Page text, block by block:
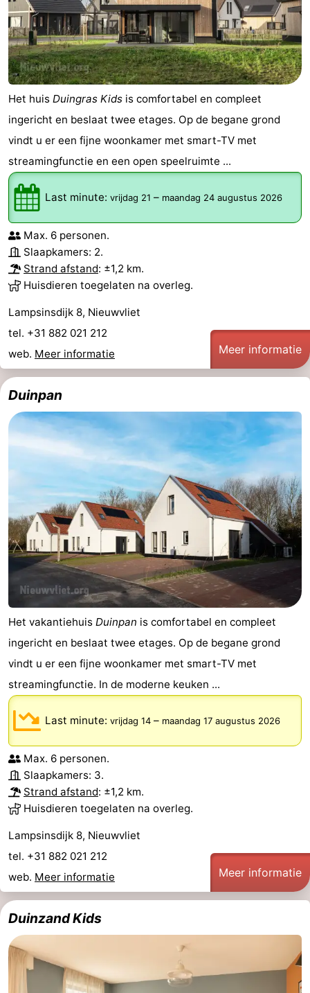
Het huis Duingras Kids is comfortabel en compleet
ingericht en beslaat twee etages. Op de begane grond
vindt u er een fijne woonkamer met smart-TV met
streamingfunctie en een open speelruimte ...
Last minute: vrijdag 21 – maandag 24 augustus 2026
Max. 6 personen.
Slaapkamers: 2.
Strand afstand: ±1,2 km.
Huisdieren toegelaten na overleg.
Lampsinsdijk 8, Nieuwvliet
tel. +31 882 021 212
web. Meer informatie Meer informatie
Duinpan
Het vakantiehuis Duinpan is comfortabel en compleet
ingericht en beslaat twee etages. Op de begane grond
vindt u er een fijne woonkamer met smart-TV met
streamingfunctie. In de moderne keuken ...
Last minute: vrijdag 14 – maandag 17 augustus 2026
Max. 6 personen.
Slaapkamers: 3.
Strand afstand: ±1,2 km.
Huisdieren toegelaten na overleg.
Lampsinsdijk 8, Nieuwvliet
tel. +31 882 021 212
web. Meer informatie Meer informatie
Duinzand Kids